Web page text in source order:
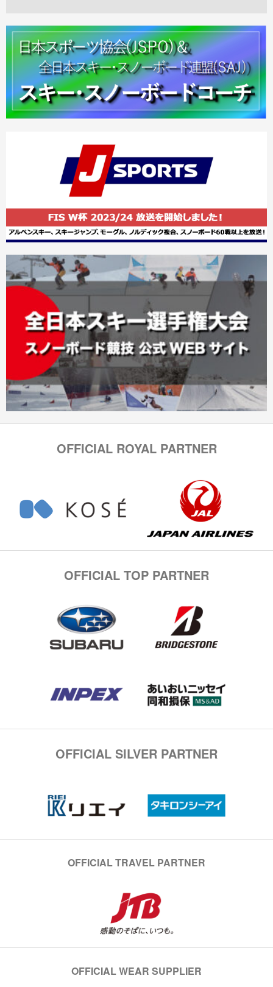
OFFICIAL ROYAL PARTNER
OFFICIAL TOP PARTNER
OFFICIAL SILVER PARTNER
OFFICIAL TRAVEL PARTNER
OFFICIAL WEAR SUPPLIER